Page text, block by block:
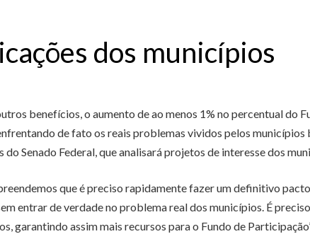
dos municípios
benefícios, o aumento de ao menos 1% no percentual do
de fato os reais problemas vividos pelos municípios
Senado Federal, que analisará projetos de interesse dos
que é preciso rapidamente fazer um definitivo
entrar de verdade no problema real dos municípios. É
assim mais recursos para o Fundo de